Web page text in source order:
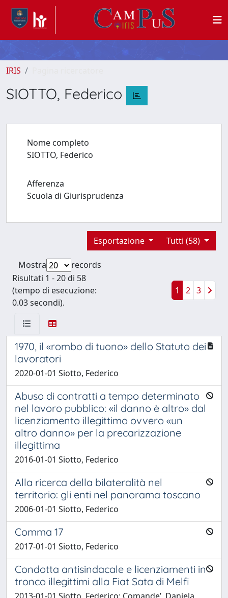
IRIS
SIOTTO, Federico
Nome completo
SIOTTO, Federico
Afferenza
Scuola di Giurisprudenza
Tutti (58)
Esportazione
Mostra
records
Risultati 1 - 20 di 58
(tempo di esecuzione:
0.03 secondi).
1 2 3
1970, il «rombo di tuono» dello Statuto dei
lavoratori
2020-01-01 Siotto, Federico
Abuso di contratti a tempo determinato
nel lavoro pubblico: «il danno è altro» dal
licenziamento illegittimo ovvero «un
altro danno» per la precarizzazione
illegittima
2016-01-01 Siotto, Federico
Alla ricerca della bilateralità nel
territorio: gli enti nel panorama toscano
2006-01-01 Siotto, Federico
Comma 17
2017-01-01 Siotto, Federico
Condotta antisindacale e licenziamenti in
tronco illegittimi alla Fiat Sata di Melfi